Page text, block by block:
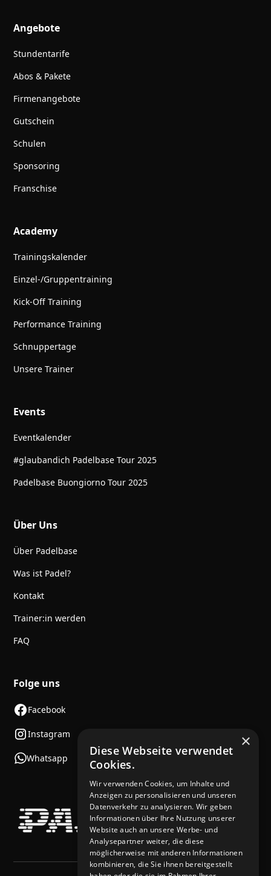
Angebote
Stundentarife
Abos & Pakete
Firmenangebote
Gutschein
Schulen
Sponsoring
Franschise
Academy
Trainingskalender
Einzel-/Gruppentraining
Kick-Off Training
Performance Training
Schnuppertage
Unsere Trainer
Events
Eventkalender
#glaubandich Padelbase Tour 2025
Padelbase Buongiorno Tour 2025
Über Uns
Über Padelbase
Was ist Padel?
Kontakt
Trainer:in werden
FAQ
Folge uns
Facebook
Instagram
Whatsapp
×
Diese Webseite verwendet
Cookies.
Wir verwenden Cookies, um Inhalte und
Anzeigen zu personalisieren und unseren
Datenverkehr zu analysieren. Wir geben
Informationen über Ihre Nutzung unserer
Website auch an unsere Werbe- und
Analysepartner weiter, die diese
möglicherweise mit anderen Informationen
kombinieren, die Sie ihnen bereitgestellt